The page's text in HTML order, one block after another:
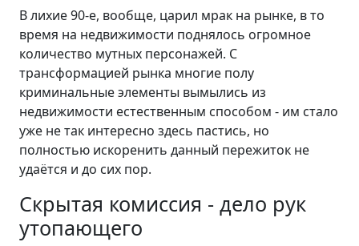
В лихие 90-е, вообще, царил мрак на рынке, в то
время на недвижимости поднялось огромное
количество мутных персонажей. С
трансформацией рынка многие полу
криминальные элементы вымылись из
недвижимости естественным способом - им стало
уже не так интересно здесь пастись, но
полностью искоренить данный пережиток не
удаётся и до сих пор.
Скрытая комиссия - дело рук
утопающего